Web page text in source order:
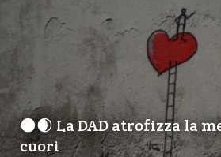
🌑🌒 La DAD atrofizza la
cuori